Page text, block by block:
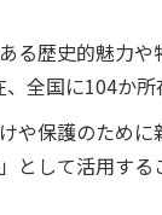
る歴史的魅力
全国に104か所
や保護のため
として活用す